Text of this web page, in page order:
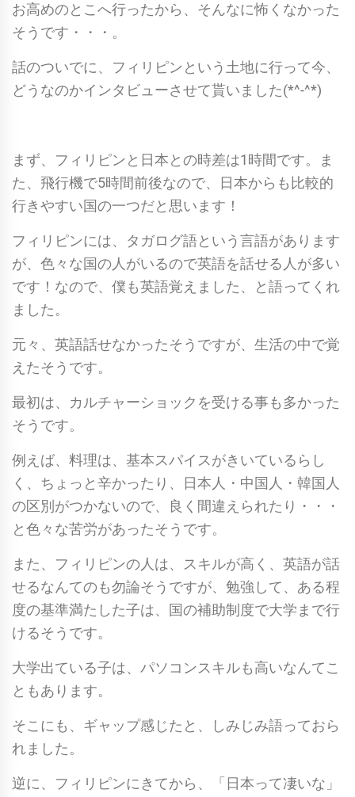
お高めのとこへ行ったから、そんなに怖くなかった
そうです・・・。
話のついでに、フィリピンという土地に行って今、
どうなのかインタビューさせて貰いました(*^-^*)
まず、フィリピンと日本との時差は1時間です。ま
た、飛行機で5時間前後なので、日本からも比較的
行きやすい国の一つだと思います！
フィリピンには、タガログ語という言語があります
が、色々な国の人がいるので英語を話せる人が多い
です！なので、僕も英語覚えました、と語ってくれ
ました。
元々、英語話せなかったそうですが、生活の中で覚
えたそうです。
最初は、カルチャーショックを受ける事も多かった
そうです。
例えば、料理は、基本スパイスがきいているらし
く、ちょっと辛かったり、日本人・中国人・韓国人
の区別がつかないので、良く間違えられたり・・・
と色々な苦労があったそうです。
また、フィリピンの人は、スキルが高く、英語が話
せるなんてのも勿論そうですが、勉強して、ある程
度の基準満たした子は、国の補助制度で大学まで行
けるそうです。
大学出ている子は、パソコンスキルも高いなんてこ
ともあります。
そこにも、ギャップ感じたと、しみじみ語っておら
れました。
逆に、フィリピンにきてから、「日本って凄いな」